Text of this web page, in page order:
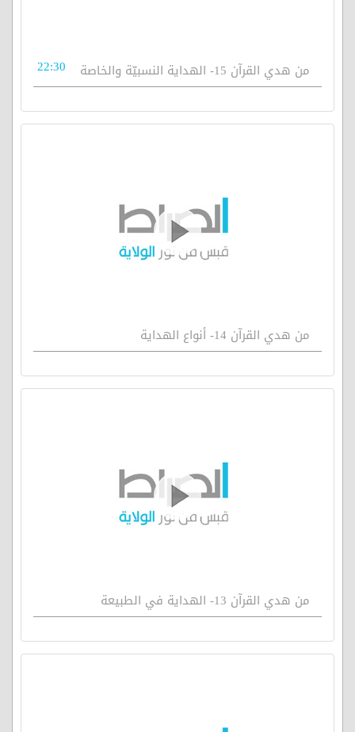
من هدي القرآن 15- الهداية النسبيّة والخاصة 22:30
من هدي القرآن 14- أنواع الهداية
من هدي القرآن 13- الهداية في الطبيعة